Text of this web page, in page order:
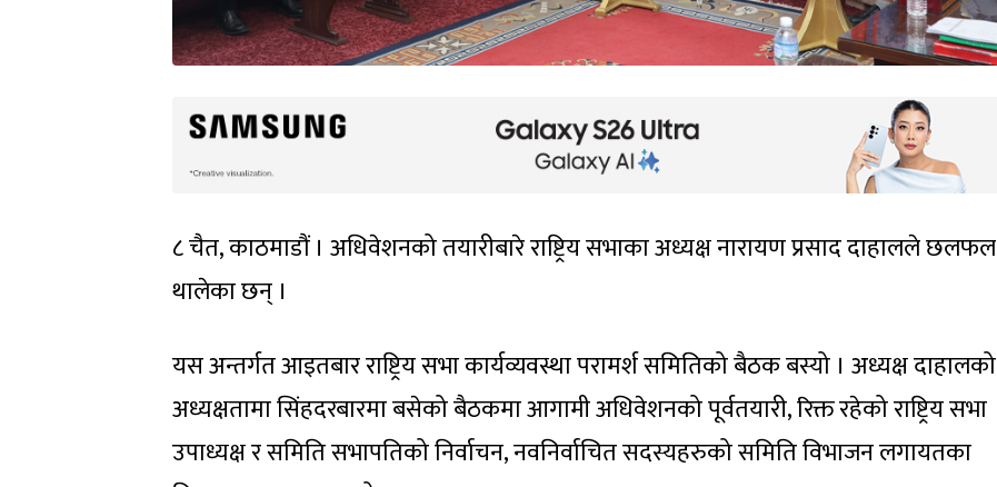
८ चैत, काठमाडौं । अधिवेशनको तयारीबारे राष्ट्रिय सभाका अध्यक्ष नारायण प्रसाद दाहालले छलफल
थालेका छन् ।
यस अन्तर्गत आइतबार राष्ट्रिय सभा कार्यव्यवस्था परामर्श समितिको बैठक बस्यो । अध्यक्ष दाहालको
अध्यक्षतामा सिंहदरबारमा बसेको बैठकमा आगामी अधिवेशनको पूर्वतयारी, रिक्त रहेको राष्ट्रिय सभा
उपाध्यक्ष र समिति सभापतिको निर्वाचन, नवनिर्वाचित सदस्यहरुको समिति विभाजन लगायतका